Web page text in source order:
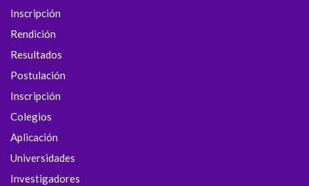
Inscripción
Rendición
Resultados
Postulación
Inscripción
Colegios
Aplicación
Universidades
Investigadores